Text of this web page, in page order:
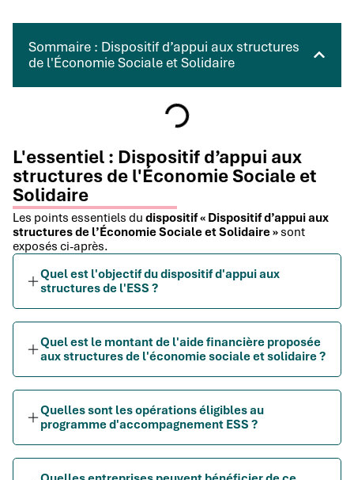
Sommaire : Dispositif d’appui aux structures
de l'Économie Sociale et Solidaire
L'essentiel : Dispositif d’appui aux
structures de l'Économie Sociale et
Solidaire
Les points essentiels du dispositif « Dispositif d’appui aux
structures de l’Économie Sociale et Solidaire » sont
exposés ci-après.
Quel est l'objectif du dispositif d'appui aux
structures de l'ESS ?
Quel est le montant de l'aide financière proposée
aux structures de l'économie sociale et solidaire ?
Quelles sont les opérations éligibles au
programme d'accompagnement ESS ?